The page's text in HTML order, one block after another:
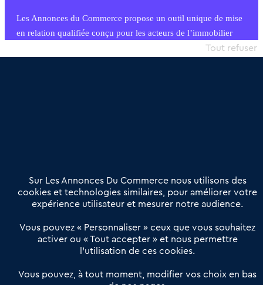
Les Annonces du Commerce propose un outil unique de mise
en relation qualifiée conçu pour les acteurs de l’immobilier
commercial et les collectivités territoriales, simple et intégrant
Offres Pro
Actualités
Qui sommes nous ?
Derniers articles
Réseau 3C : un partenaire national dédié aux transactions
Petitscommerces : Un partenariat au service du commerce de
Sur Les Annonces Du Commerce nous utilisons des
cookies et technologies similaires, pour améliorer votre
expérience utilisateur et mesurer notre audience.
Vous pouvez « Personnaliser » ceux que vous souhaitez
activer ou « Tout accepter » et nous permettre
l’utilisation de ces cookies.
Vous pouvez, à tout moment, modifier vos choix en bas
Tout refuser